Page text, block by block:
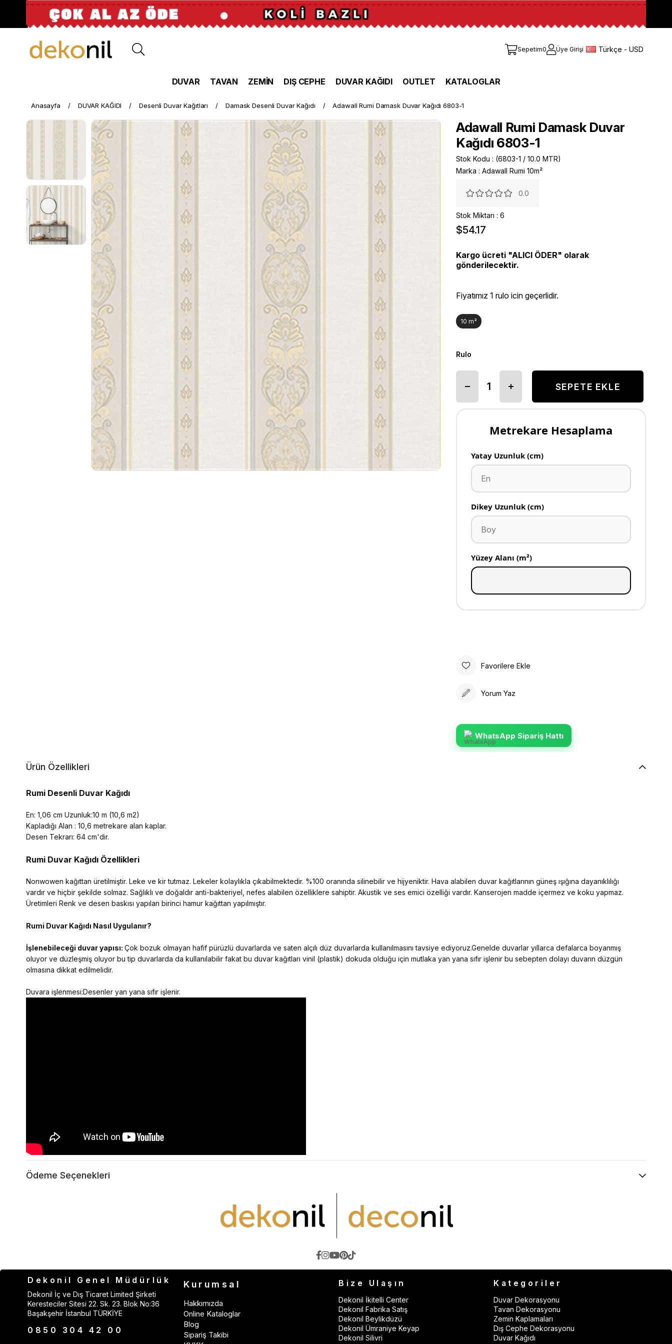
Sepetim0 Üye Girişi Türkçe - USD
DUVAR TAVAN ZEMİN DIŞ CEPHE DUVAR KAĞIDI OUTLET KATALOGLAR
Anasayfa DUVAR KAĞIDI Desenli Duvar Kağıtları Damask Desenli Duvar Kağıdı Adawall Rumi Damask Duvar Kağıdı 6803-1
Adawall Rumi Damask Duvar
Kağıdı 6803-1
Stok Kodu
(6803-1 / 10.0 MTR)
Marka : Adawall Rumi 10m²
0.0
Stok Miktarı : 6
$54.17
Kargo ücreti "ALICI ÖDER" olarak
gönderilecektir.
Fiyatımız 1 rulo icin geçerlidir.
10 m²
Rulo
Metrekare Hesaplama
Yatay Uzunluk (cm)
Dikey Uzunluk (cm)
Yüzey Alanı (m²)
Favorilere Ekle
Yorum Yaz
WhatsApp Sipariş Hattı
Ürün Özellikleri
Rumi Desenli Duvar Kağıdı
En: 1,06 cm Uzunluk:10 m (10,6 m2)
Kapladığı Alan : 10,6 metrekare alan kaplar.
Desen Tekrarı: 64 cm'dir.
Rumi Duvar Kağıdı Özellikleri
Nonwowen kağıttan üretilmiştir. Leke ve kir tutmaz. Lekeler kolaylıkla çıkabilmektedir. %100 oranında silinebilir ve hijyeniktir. Hava alabilen duvar kağıtlarının güneş ışığına dayanıklılığı
vardır ve hiçbir şekilde solmaz. Sağlıklı ve doğaldır anti-bakteriyel, nefes alabilen özelliklere sahiptir. Akustik ve ses emici özelliği vardır. Kanserojen madde içermez ve koku yapmaz.
Üretimleri Renk ve desen baskısı yapılan birinci hamur kağıttan yapılmıştır.
Rumi Duvar Kağıdı Nasıl Uygulanır?
İşlenebileceği duvar yapısı: Çok bozuk olmayan hafif pürüzlü duvarlarda ve saten alçılı düz duvarlarda kullanılmasını tavsiye ediyoruz.Genelde duvarlar yıllarca defalarca boyanmış
oluyor ve düzleşmiş oluyor bu tip duvarlarda da kullanılabilir fakat bu duvar kağıtları vinil (plastik) dokuda olduğu için mutlaka yan yana sıfır işlenir bu sebepten dolayı duvarın düzgün
olmasına dikkat edilmelidir.
Duvara işlenmesi:Desenler yan yana sıfır işlenir.
Ödeme Seçenekleri
Dekonil Genel Müdürlük
Dekonil İç ve Dış Ticaret Limited Şirketi
Keresteciler Sitesi 22. Sk. 23. Blok No:36
Başakşehir İstanbul TÜRKİYE
0850 304 42 00
Kurumsal
Hakkımızda
Online Kataloglar
Blog
Sipariş Takibi
Bize Ulaşın
Dekonil İkitelli Center
Dekonil Fabrika Satış
Dekonil Beylikdüzü
Dekonil Ümraniye Keyap
Dekonil Silivri
Kategoriler
Duvar Dekorasyonu
Tavan Dekorasyonu
Zemin Kaplamaları
Dış Cephe Dekorasyonu
Duvar Kağıdı